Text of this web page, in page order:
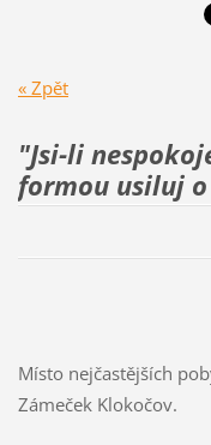
« Zpět
"Jsi-li
formou usiluj
Místo nejčastějších
Zámeček Klokočov.